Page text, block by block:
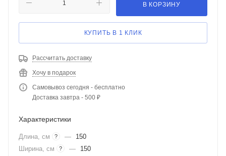
В КОРЗИНУ
КУПИТЬ В 1 КЛИК
Рассчитать доставку
Хочу в подарок
Самовывоз сегодня - бесплатно
Доставка завтра - 500 ₽
Характеристики
Длина, см ? —
150
Ширина, см
? —
150